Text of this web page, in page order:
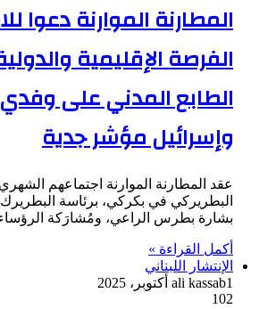
المطارنة الموارنة دعوا
الفرصة الإقليمية
الطابع المدني على وفدي
وإسرائيل مؤشر جدية
عقد المطارنة الموارنة اجتماعهم
البطريركي في بكركي، برئاسة البطريرك
بشارة بطرس الراعي، ومُشارَكة
أكمل القراءة »
الإنتشار اللبناني
ali kassab1 أكتوبر، 2025
102